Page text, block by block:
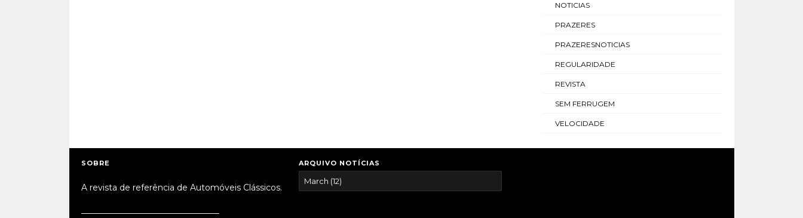
NOTICIAS
PRAZERES
PRAZERESNOTICIAS
REGULARIDADE
REVISTA
SEM FERRUGEM
VELOCIDADE
SOBRE
A revista de referência de Automóveis Clássicos.
ARQUIVO NOTÍCIAS